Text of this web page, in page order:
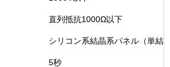
直列抵抗1000Ω以下
シリコン系結晶系パネル（単結
5秒